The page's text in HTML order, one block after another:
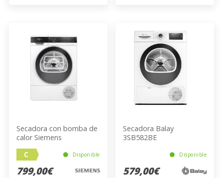
Secadora con bomba de
calor Siemens
WQ45G2D1ES
C
Disponible
799,00€
Secadora Balay
3SB582BE
Disponible
579,00€